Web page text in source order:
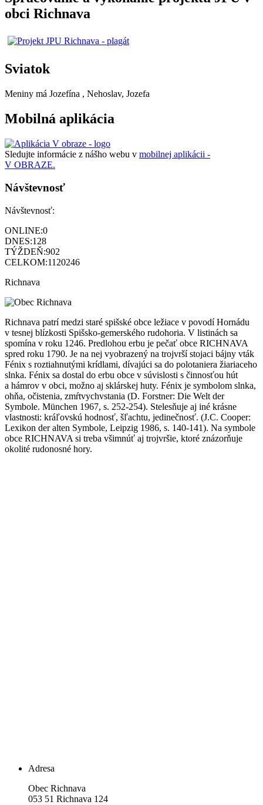
obci Richnava
Sviatok
Meniny má Jozefína , Nehoslav, Jozefa
Mobilná aplikácia
Sledujte informácie z nášho webu v mobilnej aplikácii -
V OBRAZE.
Návštevnosť
Návštevnosť:
ONLINE:0
DNES:128
TÝŽDEŇ:902
CELKOM:1120246
Richnava
Richnava patrí medzi staré spišské obce ležiace v povodí Hornádu
v tesnej blízkosti Spišsko-gemerského rudohoria. V listinách sa
spomína v roku 1246. Predlohou erbu je pečať obce RICHNAVA
spred roku 1790. Je na nej vyobrazený na trojvrší stojaci bájny vták
Fénix s roztiahnutými krídlami, dívajúci sa do polotaniera žiariaceho
slnka. Fénix sa dostal do erbu obce v súvislosti s činnosťou hút
a hámrov v obci, možno aj sklárskej huty. Fénix je symbolom slnka,
ohňa, očistenia, zmŕtvychvstania (D. Forstner: Die Welt der
Symbole. München 1967, s. 252-254). Stelesňuje aj iné krásne
vlastnosti: kráľovskú hodnosť, šľachtu, jedinečnosť. (J.C. Cooper:
Lexikon der alten Symbole, Leipzig 1986, s. 140-141). Na symbole
obce RICHNAVA si treba všimnúť aj trojvršie, ktoré znázorňuje
okolité rudonosné hory.
Adresa
Obec Richnava
053 51 Richnava 124